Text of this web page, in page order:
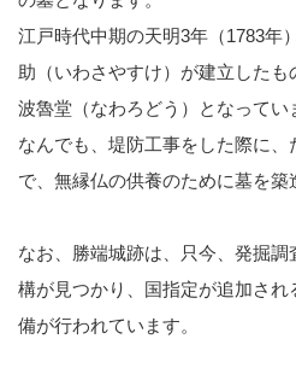
江戸時代中期の天明3年（1783年
助（いわさやすけ）が建立した
波魯堂（なわろどう）となってい
なんでも、堤防工事をした際に、
で、無縁仏の供養のために墓を築
なお、勝端城跡は、只今、発掘
構が見つかり、国指定が追加さ
備が行われています。